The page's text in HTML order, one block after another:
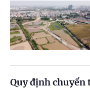
Quy định chuyển